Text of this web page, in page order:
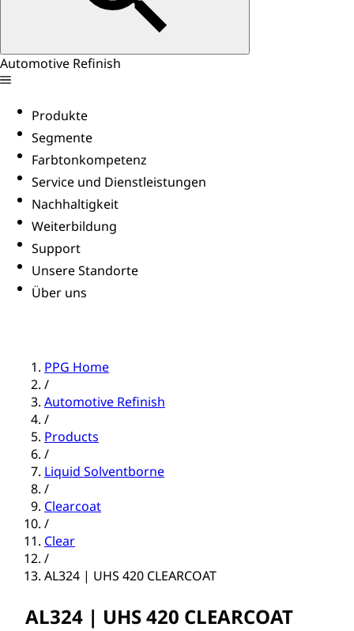
Automotive Refinish
Produkte
Segmente
Farbtonkompetenz
Service und Dienstleistungen
Nachhaltigkeit
Weiterbildung
Support
Unsere Standorte
Über uns
PPG Home
/
Automotive Refinish
/
Products
/
Liquid Solventborne
/
Clearcoat
/
Clear
/
AL324 | UHS 420 CLEARCOAT
AL324 | UHS 420 CLEARCOAT